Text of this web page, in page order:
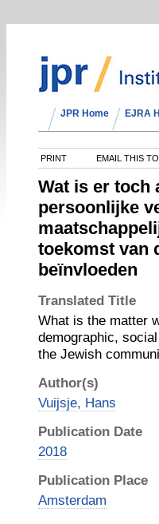
JPR Home EJRA
PRINT EMAIL THIS
Wat is er toch
persoonlijke
toekomst van
beïnvloeden
Translated Title
What is the matter
demographic,
the Jewish
Author(s)
Vuijsje, Hans
Publication Date
2018
Publication Place
Amsterdam